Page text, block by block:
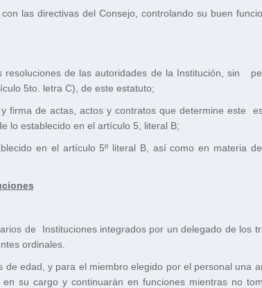
las directivas del Consejo, controlando su buen
resoluciones de las autoridades de la Institución, sin
5to. letra C), de este estatuto;
firma de actas, actos y contratos que determine este
lo establecido en el artículo 5, literal B;
en el artículo 5º literal B, así como en materia
de Instituciones integrados por un delegado de los
ordinales.
edad, y para el miembro elegido por el personal una
su cargo y continuarán en funciones mientras no